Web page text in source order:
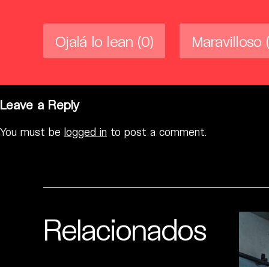
Ojalá lo lean (0) Maravilloso
Leave a Reply
You must be logged in to post a comment.
Relacionados